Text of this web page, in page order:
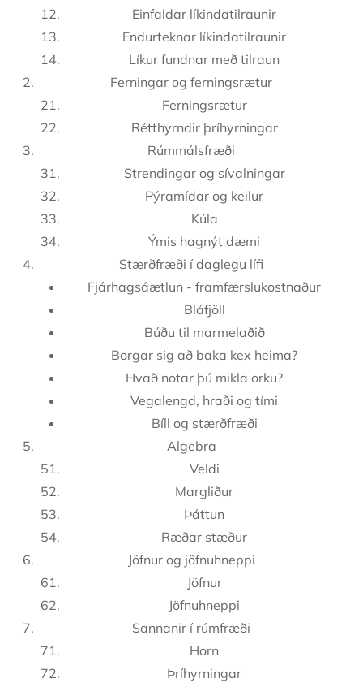
Einfaldar líkindatilraunir
Endurteknar líkindatilraunir
Líkur fundnar með tilraun
Ferningar og ferningsrætur
Ferningsrætur
Rétthyrndir þríhyrningar
Rúmmálsfræði
Strendingar og sívalningar
Pýramídar og keilur
Kúla
Ýmis hagnýt dæmi
Stærðfræði í daglegu lífi
Fjárhagsáætlun - framfærslukostnaður
Bláfjöll
Búðu til marmelaðið
Borgar sig að baka kex heima?
Hvað notar þú mikla orku?
Vegalengd, hraði og tími
Bíll og stærðfræði
Algebra
Veldi
Margliður
Þáttun
Ræðar stæður
Jöfnur og jöfnuhneppi
Jöfnur
Jöfnuhneppi
Sannanir í rúmfræði
Horn
Þríhyrningar